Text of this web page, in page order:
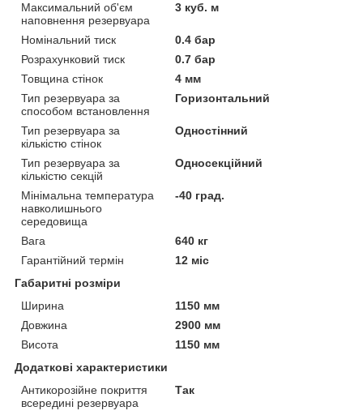
Максимальний об'єм
наповнення резервуара
3 куб. м
Номінальний тиск
0.4 бар
Розрахунковий тиск
0.7 бар
Товщина стінок
4 мм
Тип резервуара за
способом встановлення
Горизонтальний
Тип резервуара за
кількістю стінок
Одностінний
Тип резервуара за
кількістю секцій
Односекційний
Мінімальна температура
навколишнього
середовища
-40 град.
Вага
640 кг
Гарантійний термін
12 міс
Габаритні розміри
Ширина
1150 мм
Довжина
2900 мм
Висота
1150 мм
Додаткові характеристики
Антикорозійне покриття
всередині резервуара
Так